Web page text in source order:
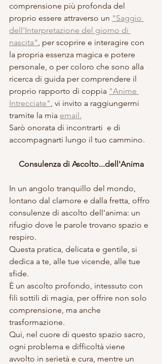
comprensione più profonda del
proprio essere attraverso un "Saggio
dell'Interpretazione del giorno di
nascita" , per scoprire e interagire con
la propria essenza magica e potere
personale, o per coloro che sono alla
ricerca di guida per comprendere il
proprio rapporto di coppia "Anime
Intrecciate" , vi invito a raggiungermi
tramite la mia email.
Sarò onorata di incontrarti  e di
accompagnarti lungo il tuo cammino.
Consulenza di Ascolto...dell'Anima
In un angolo tranquillo del mondo,
lontano dal clamore e dalla fretta, offro
consulenze di ascolto dell'anima: un
rifugio dove le parole trovano spazio e
respiro.
Questa pratica, delicata e gentile, si
dedica a te, alle tue vicende, alle tue
sfide.
È un ascolto profondo, intessuto con
fili sottili di magia, per offrire non solo
comprensione, ma anche
trasformazione.
Qui, nel cuore di questo spazio sacro,
ogni problema e difficoltà viene
avvolto in serietà e cura, mentre un